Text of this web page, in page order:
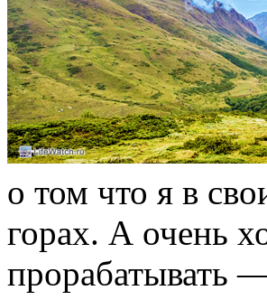
о том что я в
горах. А очень
прорабатывать